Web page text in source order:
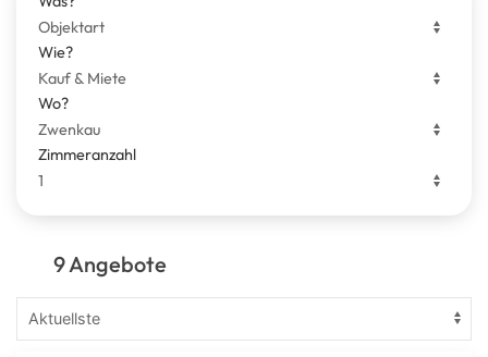
Wie?
Wo?
Zimmeranzahl
9 Angebote